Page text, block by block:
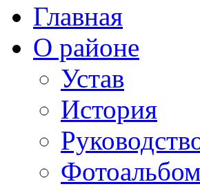
Главная
О районе
Устав
История
Фотоальбом